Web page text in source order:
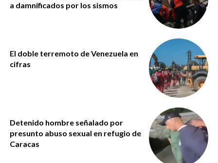
a damnificados por los sismos
El doble terremoto de Venezuela en
cifras
Detenido hombre señalado por
presunto abuso sexual en refugio de
Caracas